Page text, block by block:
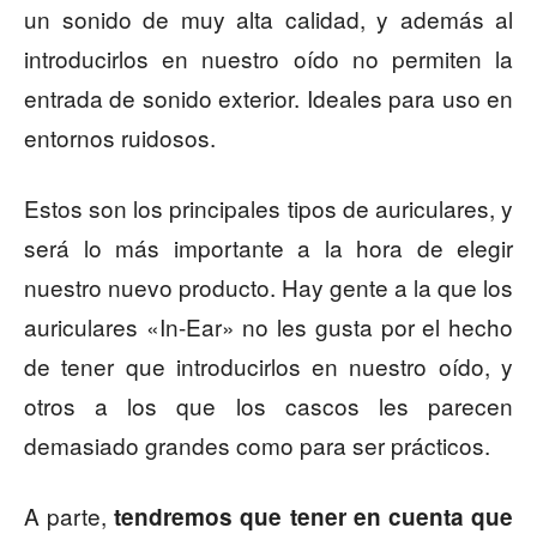
un sonido de muy alta calidad, y además al
introducirlos en nuestro oído no permiten la
entrada de sonido exterior. Ideales para uso en
entornos ruidosos.
Estos son los principales tipos de auriculares, y
será lo más importante a la hora de elegir
nuestro nuevo producto. Hay gente a la que los
auriculares «In-Ear» no les gusta por el hecho
de tener que introducirlos en nuestro oído, y
otros a los que los cascos les parecen
demasiado grandes como para ser prácticos.
A parte,tendremos que tener en cuenta que